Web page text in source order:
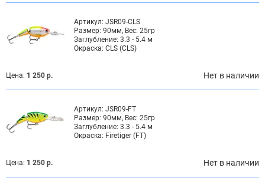
Артикул: JSR09-CLS
Размер: 90мм, Вес: 25гр
Заглубление: 3.3 - 5.4 м
Окраска: CLS (CLS)
Цена: 1 250 р. Нет в наличии
Артикул: JSR09-FT
Размер: 90мм, Вес: 25гр
Заглубление: 3.3 - 5.4 м
Окраска: Firetiger (FT)
Цена: 1 250 р. Нет в наличии